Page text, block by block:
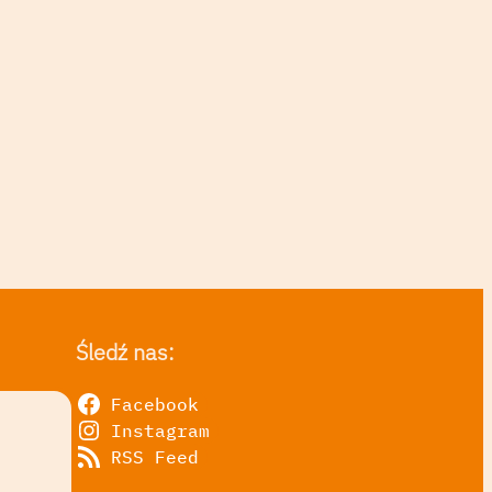
Śledź nas:
Facebook
Instagram
RSS Feed